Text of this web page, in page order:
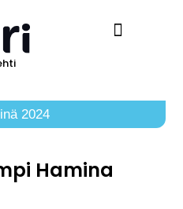
2024
Hamina